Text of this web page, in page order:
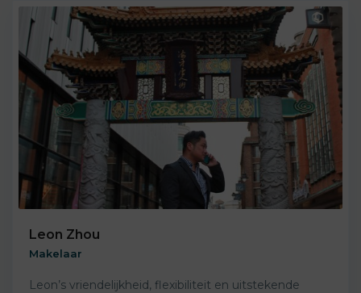
Leon Zhou
Makelaar
Leon’s vriendelijkheid, flexibiliteit en uitstekende